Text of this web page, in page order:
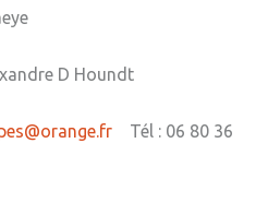
D Houndt
Tél : 06 80 36